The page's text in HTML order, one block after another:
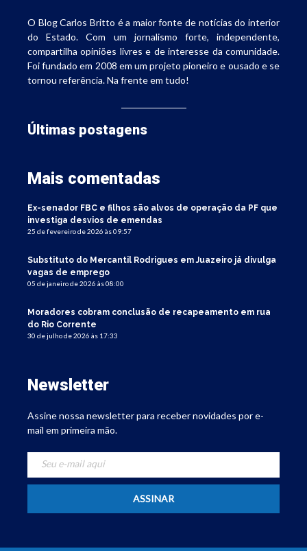
O Blog Carlos Britto é a maior fonte de notícias do interior
do Estado. Com um jornalismo forte, independente,
compartilha opiniões livres e de interesse da comunidade.
Foi fundado em 2008 em um projeto pioneiro e ousado e se
tornou referência. Na frente em tudo!
Últimas postagens
Mais comentadas
Ex-senador FBC e filhos são alvos de operação da PF que
investiga desvios de emendas
25 de fevereiro de 2026 às 09:57
Substituto do Mercantil Rodrigues em Juazeiro já divulga
vagas de emprego
05 de janeiro de 2026 às 08:00
Moradores cobram conclusão de recapeamento em rua
do Rio Corrente
30 de julho de 2026 às 17:33
Newsletter
Assine nossa newsletter para receber novidades por e-
mail em primeira mão.